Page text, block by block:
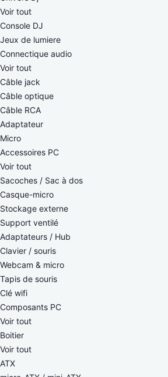
Voir tout
Console DJ
Jeux de lumiere
Connectique audio
Voir tout
Câble jack
Câble optique
Câble RCA
Adaptateur
Micro
Accessoires PC
Voir tout
Sacoches / Sac à dos
Casque-micro
Stockage externe
Support ventilé
Adaptateurs / Hub
Clavier / souris
Webcam & micro
Tapis de souris
Clé wifi
Composants PC
Voir tout
Boitier
Voir tout
ATX